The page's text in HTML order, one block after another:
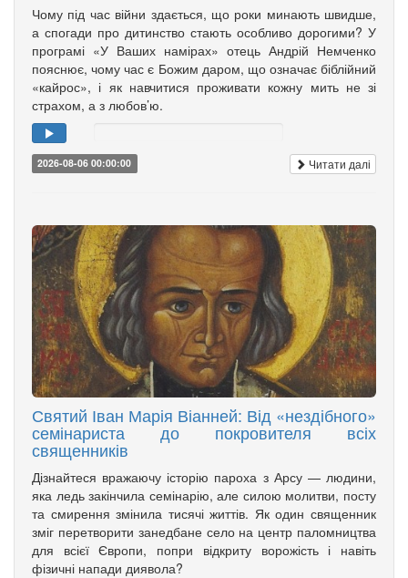
Чому під час війни здається, що роки минають швидше,
а спогади про дитинство стають особливо дорогими? У
програмі «У Ваших намірах» отець Андрій Немченко
пояснює, чому час є Божим даром, що означає біблійний
«кайрос», і як навчитися проживати кожну мить не зі
страхом, а з любов’ю.
2026-08-06 00:00:00 Читати далі
Святий Іван Марія Віанней: Від «нездібного»
семінариста до покровителя всіх
священників
Дізнайтеся вражаючу історію пароха з Арсу — людини,
яка ледь закінчила семінарію, але силою молитви, посту
та смирення змінила тисячі життів. Як один священник
зміг перетворити занедбане село на центр паломництва
для всієї Європи, попри відкриту ворожість і навіть
фізичні напади диявола?